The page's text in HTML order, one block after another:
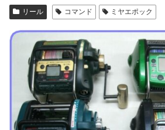
リール コマンド ミヤエポック